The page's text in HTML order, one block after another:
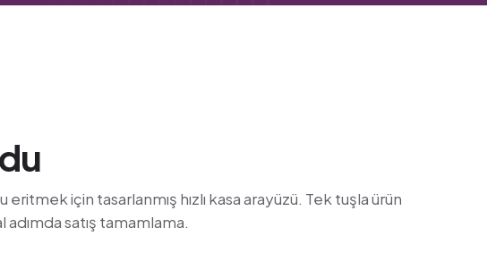
için tasarlanmış hızlı kasa arayüzü. Tek tuşla ürün
satış tamamlama.